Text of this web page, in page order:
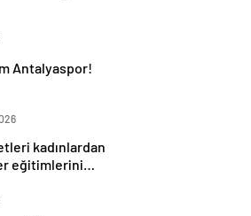
Antalyaspor!
kadınlardan
eğitimlerini